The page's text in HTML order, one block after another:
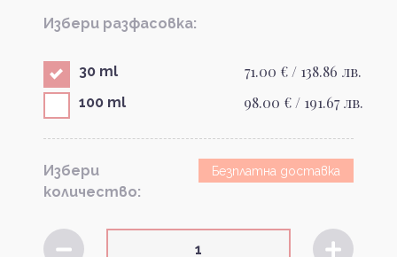
Избери разфасовка:
30 ml 71.00 € / 138.86 лв.
100 ml 98.00 € / 191.67 лв.
Избери
количество:
Безплатна доставка